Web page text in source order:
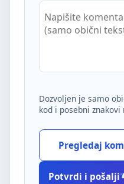
Dozvoljen je samo
kod i posebni znakovi
Pregledaj
Potvrdi i pošalji